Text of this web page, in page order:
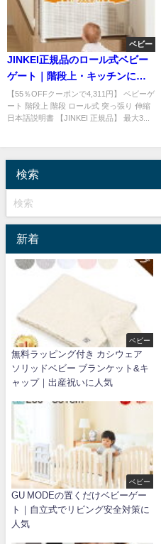
ベビー
JINKEI正規品のロール式ベビー
ゲート｜階段上・キッチンに穴
あけ不要で簡単設置
【55％OFFクーポンで4,311円】 ベビーゲ
ート 階段上 階段 ロール式 突っ張り 伸縮
日本語説明書 【JINKEI 正規品】 最大3...
検索
新着
ベビー
無料ラッピング付き カシウェア
ソリッドベビー ブランケット&キ
ャップ｜出産祝いに人気
ベビー
GU MODEの置くだけベビーゲー
ト｜自立式でリビング安全対策に
人気